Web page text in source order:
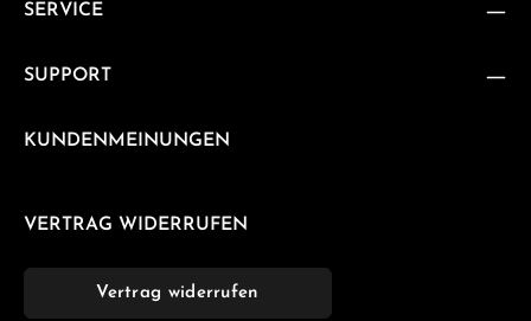
SERVICE
SUPPORT
KUNDENMEINUNGEN
VERTRAG WIDERRUFEN
Vertrag widerrufen